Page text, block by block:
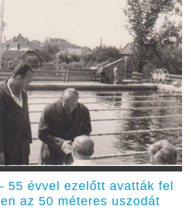
55 évvel ezelőtt avatták fel
az 50 méteres uszodát